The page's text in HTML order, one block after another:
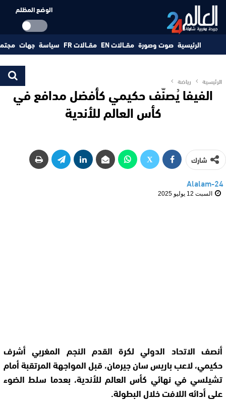
الوضع المظلم
الرئيسية صوت وصورة مقــالات EN مقــالات FR سياسة جهات
الرئيسية رياضة
الفيفا يُصنّف حكيمي كأفضل مدافع في
كأس العالم للأندية
شارك
Alalam-24
السبت 12 يوليو 2025
أنصف الاتحاد الدولي لكرة القدم النجم المغربي أشرف
حكيمي، لاعب باريس سان جيرمان، قبل المواجهة المرتقبة أمام
تشيلسي في نهائي كأس العالم للأندية، بعدما سلط الضوء
على أدائه اللافت خلال البطولة.